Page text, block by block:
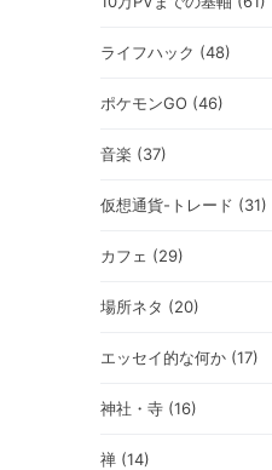
ライフハック (48)
ポケモンGO (46)
音楽 (37)
仮想通貨-トレード (31)
カフェ (29)
場所ネタ (20)
エッセイ的な何か (17)
神社・寺 (16)
禅 (14)